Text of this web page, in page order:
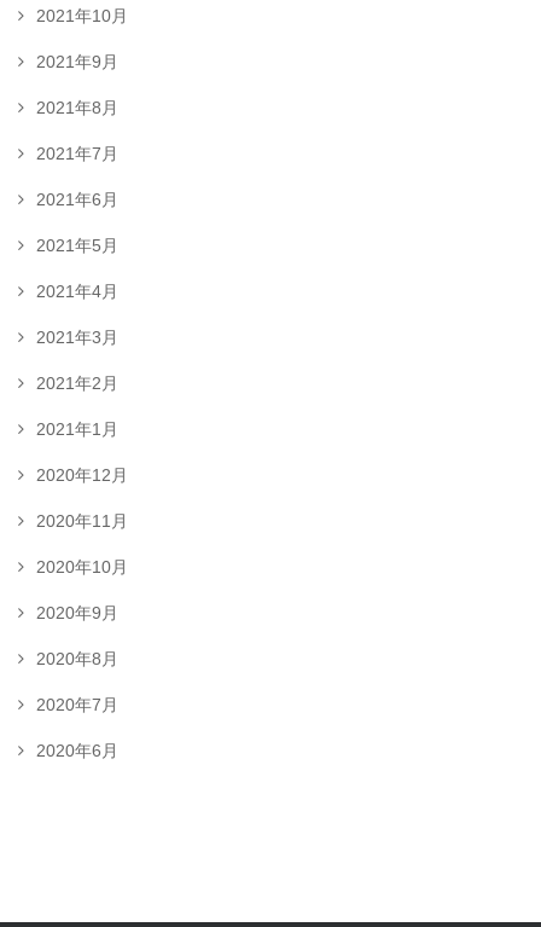
2021年10月
2021年9月
2021年8月
2021年7月
2021年6月
2021年5月
2021年4月
2021年3月
2021年2月
2021年1月
2020年12月
2020年11月
2020年10月
2020年9月
2020年8月
2020年7月
2020年6月